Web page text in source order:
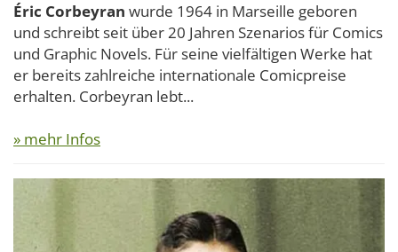
Éric Corbeyran wurde 1964 in Marseille geboren
und schreibt seit über 20 Jahren Szenarios für Comics
und Graphic Novels. Für seine vielfältigen Werke hat
er bereits zahlreiche internationale Comicpreise
erhalten. Corbeyran lebt...
» mehr Infos